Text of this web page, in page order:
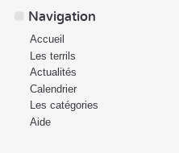
Navigation
Accueil
Les terrils
Actualités
Calendrier
Les catégories
Aide